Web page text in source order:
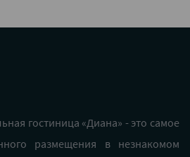
гостиница «Диана» - это самое
размещения в незнакомом